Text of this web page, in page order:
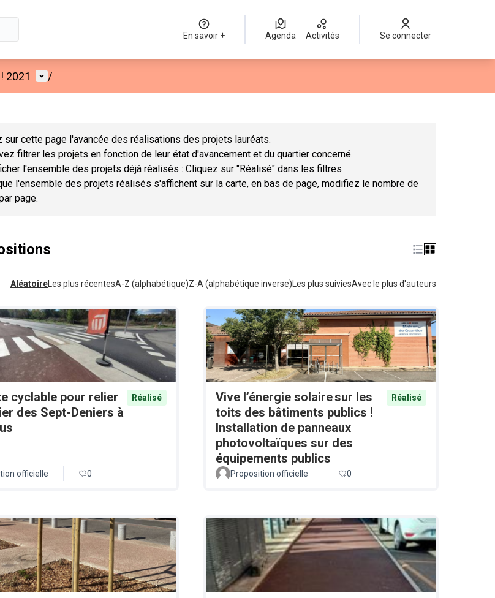
En savoir + Agenda Activités Se connecter
2021 Menu utilisateur
/
sur cette page l'avancée des réalisations des projets lauréats.
filtrer les projets en fonction de leur état d'avancement et du quartier concerné.
l'ensemble des projets déjà réalisés : Cliquez sur "Réalisé" dans les filtres
l'ensemble des projets réalisés s'affichent sur la carte, en bas de page, modifiez le nombre de
page.
Aléatoire Les plus récentesA-Z (alphabétique)Z-A (alphabétique inverse) Les plus suiviesAvec le plus d'auteurs
cyclable pour relier
des Sept-Deniers à
Réalisé
officielle 0
Vive l’énergie solaire sur les
toits des bâtiments publics !
Installation de panneaux
photovoltaïques sur des
équipements publics
Réalisé
Proposition officielle 0